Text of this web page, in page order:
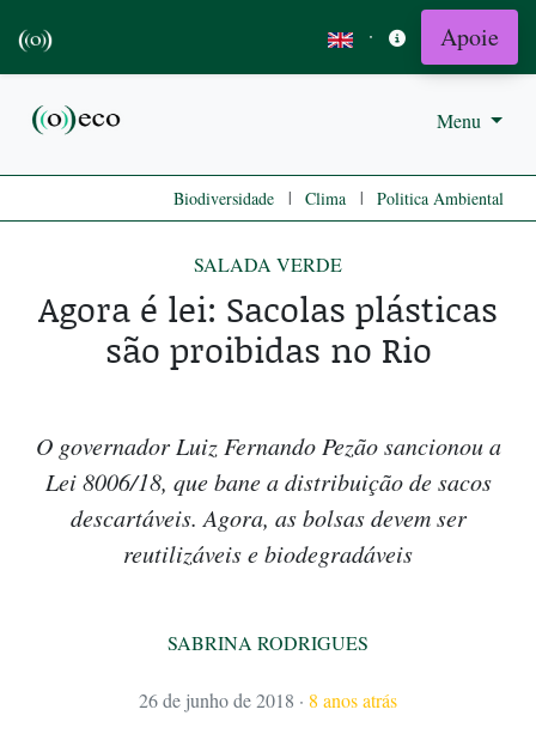
· Apoie
Menu
Biodiversidade | Clima | Politica Ambiental
SALADA VERDE
Agora é lei: Sacolas plásticas
são proibidas no Rio
O governador Luiz Fernando Pezão sancionou a
Lei 8006/18, que bane a distribuição de sacos
descartáveis. Agora, as bolsas devem ser
reutilizáveis e biodegradáveis
SABRINA RODRIGUES
26 de junho de 2018 · 8 anos atrás